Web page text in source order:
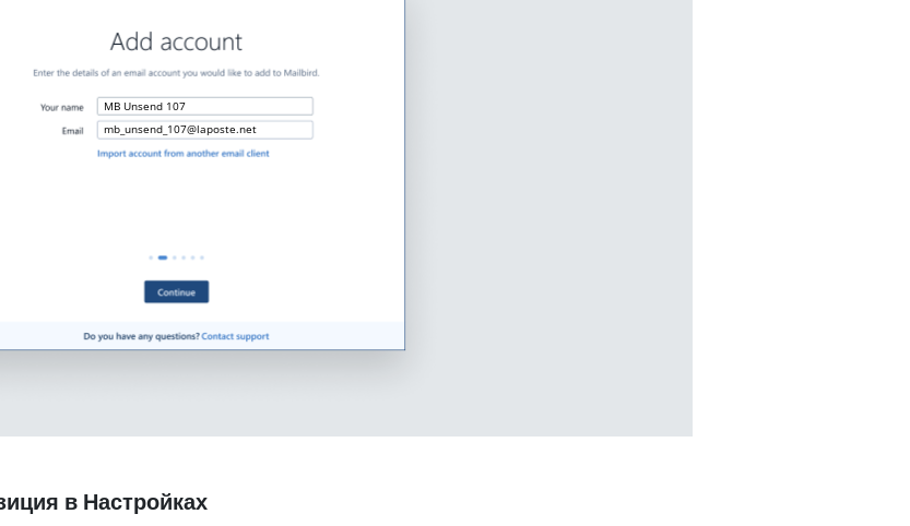
MB Unsend 107
mb_unsend_107@laposte.net
в Настройках